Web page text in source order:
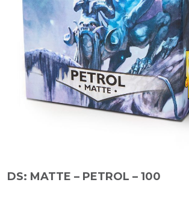
DS: MATTE – PETROL – 100